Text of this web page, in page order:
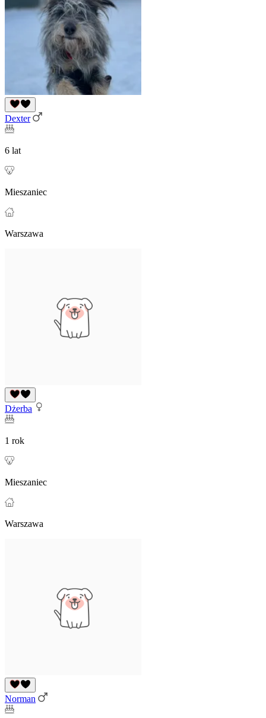
Dexter
6 lat
Mieszaniec
Warszawa
Dżerba
1 rok
Mieszaniec
Warszawa
Norman